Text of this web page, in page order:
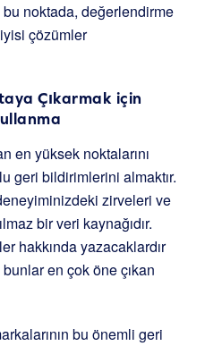
bu noktada, değerlendirme
iyisi çözümler
Çıkarmak için
en yüksek noktalarını
geri bildirimlerini almaktır.
zirveleri ve
bir veri kaynağıdır.
hakkında yazacaklardır
en çok öne çıkan
bu önemli geri